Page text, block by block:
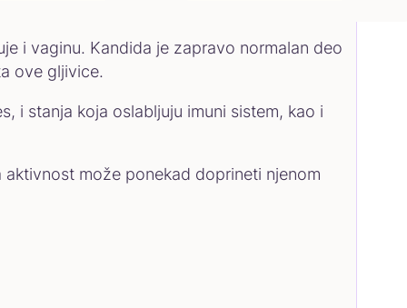
i vaginu. Kandida je zapravo normalan deo
ove gljivice.
i stanja koja oslabljuju imuni sistem, kao i
može ponekad doprineti njenom